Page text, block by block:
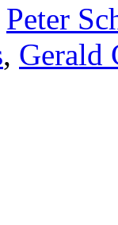
Peter
, Gerald